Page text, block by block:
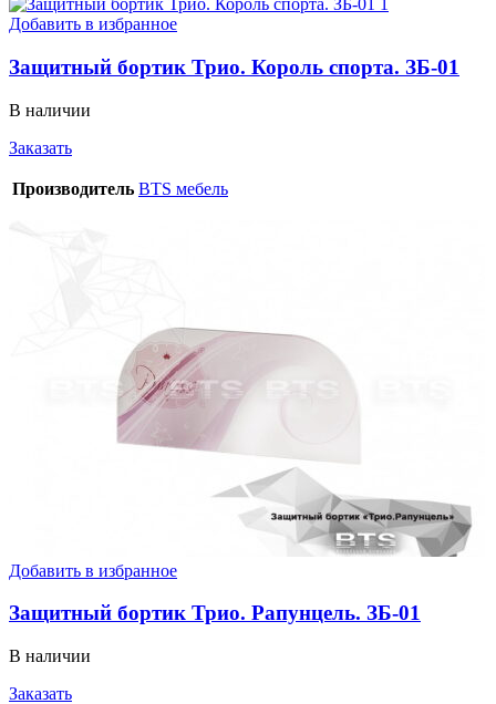
Добавить в избранное
Защитный бортик Трио. Король спорта. ЗБ-01
В наличии
Заказать
Производитель BTS мебель
Добавить в избранное
Защитный бортик Трио. Рапунцель. ЗБ-01
В наличии
Заказать